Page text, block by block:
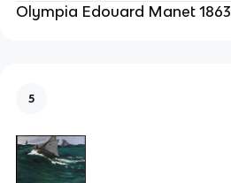
Olympia Edouard Manet 1863
5